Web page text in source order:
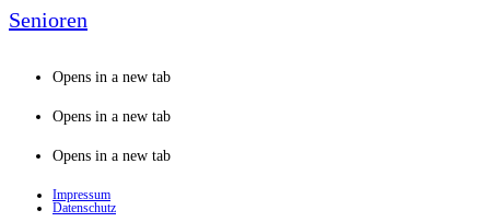
Senioren
Opens in a new tab
Opens in a new tab
Opens in a new tab
Impressum
Datenschutz